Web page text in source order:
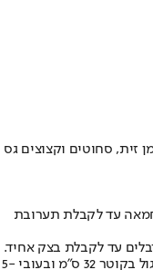
עד לקבלת תערובת
עד לקבלת בצק אחיד.
מרדדים את הבצק על משטח מקומח קלות לעיגול בקוטר 32 ס"מ ובעובי 5-